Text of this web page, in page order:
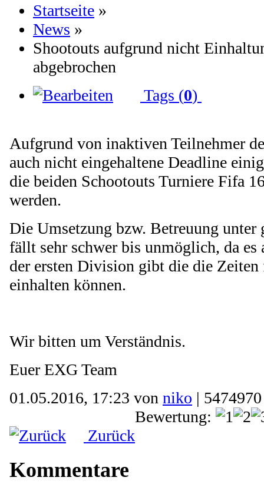
Startseite »
News »
Shootouts aufgrund nicht
abgebrochen
Tags (0)
Aufgrund von inaktiven Teilnehmer
auch nicht eingehaltene Deadline
die beiden Schootouts Turniere Fifa
werden.
Die Umsetzung bzw. Betreuung unter
fällt sehr schwer bis unmöglich, da es
der ersten Division gibt die die
einhalten können.
Wir bitten um Verständnis.
Euer EXG Team
01.05.2016, 17:23 von niko |
Bewertung:
Zurück
Kommentare